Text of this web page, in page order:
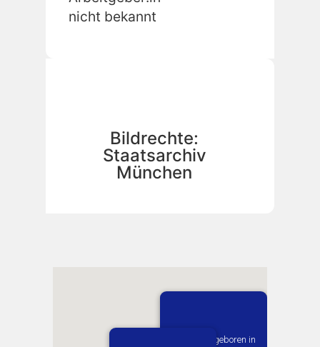
nicht bekannt
Bildrechte:
Staatsarchiv
München
Vermutlich geboren in